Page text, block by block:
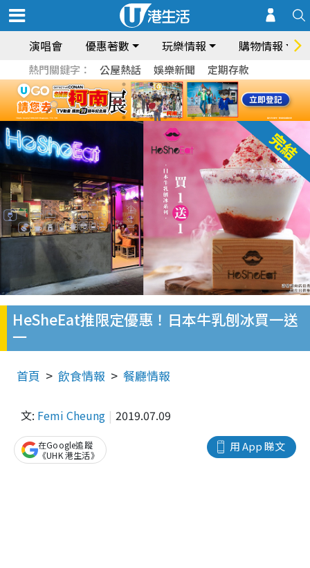
演唱會 優惠著數 玩樂情報 購物情報
熱門關鍵字： 公屋熱話 娛樂新聞 定期存款
HeSheEat推限定優惠！日本牛乳刨冰買一送
一
首頁 飲食情報 餐廳情報
文: Femi Cheung 2019.07.09
用 App 睇文
在Google追蹤
《UHK 港生活》